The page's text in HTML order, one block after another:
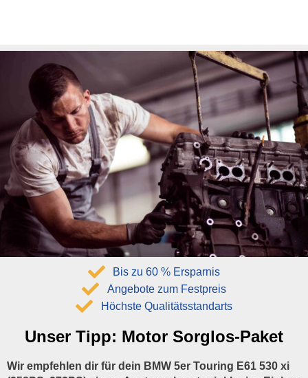
Unser Tipp: Motor Sorglos-Paket
Wir empfehlen dir für dein BMW 5er Touring E61 530 xi
Bis zu 60 % Ersparnis
Angebote zum Festpreis
Höchste Qualitätsstandarts